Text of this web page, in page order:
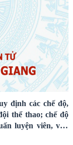
định các chế độ,
thể thao; chế độ
luyện viên, vận
huấn, thi đấu của